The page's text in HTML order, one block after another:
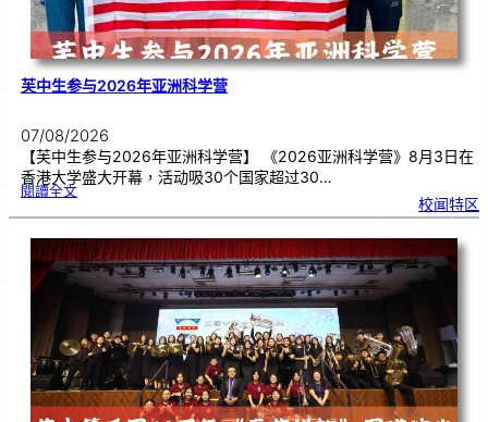
芙中生参与2026年亚洲科学营
07/08/2026
【芙中生参与2026年亚洲科学营】 《2026亚洲科学营》8月3日在
香港大学盛大开幕，活动吸30个国家超过30…
閱讀全文:芙
参
2
0
2
6
年
亚
洲科
校闻特区